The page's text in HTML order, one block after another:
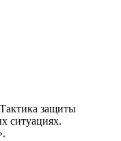
защиты
ситуациях.